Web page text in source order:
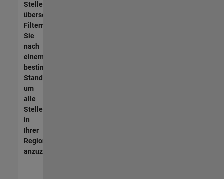
Stellen
übersetzt.
Filtern
Sie
nach
einem
bestimmten
Standort,
um
alle
Stellenangebote
in
Ihrer
Region
anzuzeigen.